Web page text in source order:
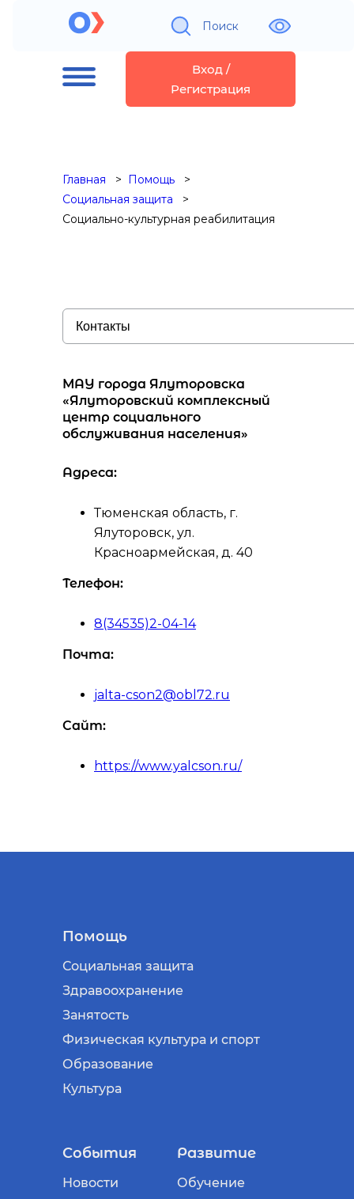
Поиск
Вход /
Регистрация
Главная
Помощь
Социальная защита
Социально-культурная реабилитация
МАУ города Ялуторовска
«Ялуторовский комплексный
центр социального
обслуживания населения»
Адреса:
Тюменская область, г.
Ялуторовск, ул.
Красноармейская, д. 40
Телефон:
8(34535)2-04-14
Почта:
jalta-cson2@obl72.ru
Сайт:
https://www.yalcson.ru/
Помощь
Социальная защита
Здравоохранение
Занятость
Физическая культура и спорт
Образование
Культура
События
Новости
Развитие
Обучение